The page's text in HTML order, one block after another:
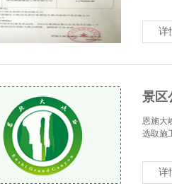
详
景区
恩施大
选取施
详